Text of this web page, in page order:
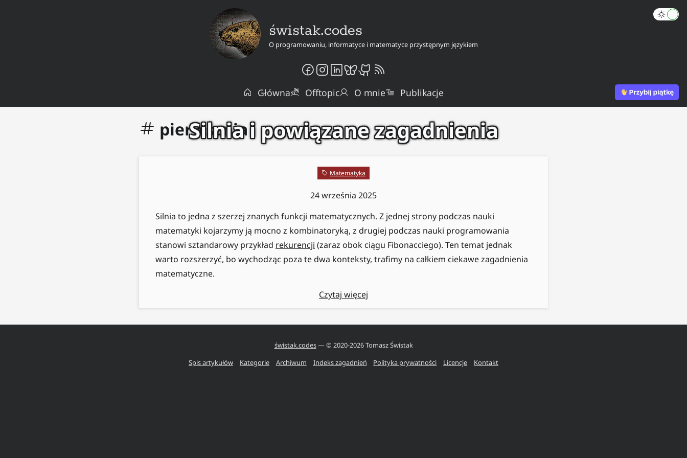
świstak.codes
O programowaniu, informatyce i matematyce przystępnym językiem
Główna Offtopic O mnie Publikacje
pierwsznia
Silnia i powiązane zagadnienia
Matematyka
24 września 2025
Silnia to jedna z szerzej znanych funkcji matematycznych. Z jednej strony podczas nauki
matematyki kojarzymy ją mocno z kombinatoryką, z drugiej podczas nauki programowania
stanowi sztandarowy przykład rekurencji (zaraz obok ciągu Fibonacciego). Ten temat jednak
warto rozszerzyć, bo wychodząc poza te dwa konteksty, trafimy na całkiem ciekawe zagadnienia
matematyczne.
Czytaj więcej
świstak.codes— © 2020-2026Tomasz Świstak
Spis artykułów
Kategorie Archiwum Indeks zagadnień Polityka prywatności Licencje Kontakt